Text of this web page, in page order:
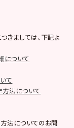
きましては、下記よ
について
て
方法について
方法についてのお問